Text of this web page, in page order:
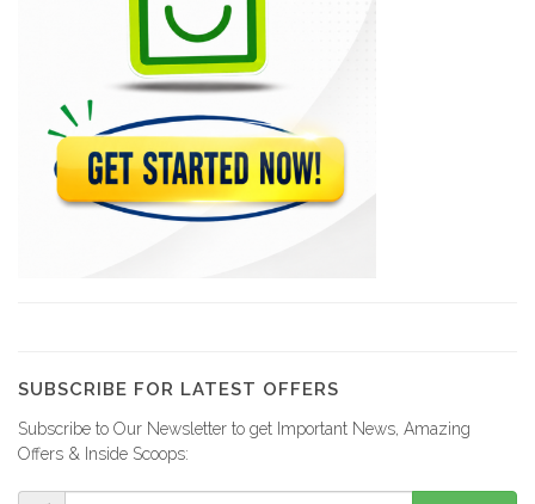
Haiti Emploi…
5382
Rolag Coaching-Emploi
5017
SUBSCRIBE FOR LATEST OFFERS
Subscribe to Our Newsletter to get Important News, Amazing
Offers & Inside Scoops: